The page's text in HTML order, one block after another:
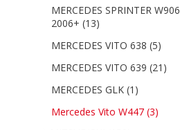
MERCEDES SPRINTER W906
2006+ (13)
MERCEDES VITO 638 (5)
MERCEDES VITO 639 (21)
MERCEDES GLK (1)
Mercedes Vito W447 (3)